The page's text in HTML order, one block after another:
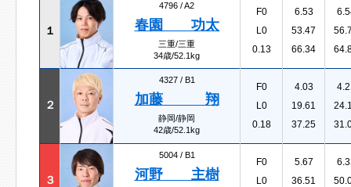
１
4796 /A2
春園 功太
三重/三重
34歳/52.1kg
F0
L0
0.13
6.53
53.47
66.34
２
4327 / B1
加藤 翔
静岡/静岡
42歳/52.1kg
F0
L0
0.18
4.03
19.61
37.25
３
5004 / B1
河野 主樹
F0
L0
5.67
36.51